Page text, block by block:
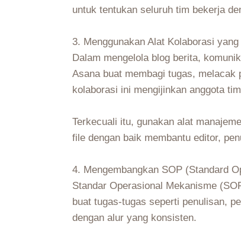
untuk tentukan seluruh tim bekerja
3. Menggunakan Alat Kolaborasi
Dalam mengelola blog berita,
Asana buat membagi tugas, melacak
kolaborasi ini mengijinkan anggota
Terkecuali itu, gunakan alat
file dengan baik membantu editor,
4. Mengembangkan SOP (Standard
Standar Operasional Mekanisme
buat tugas-tugas seperti penulisan,
dengan alur yang konsisten.